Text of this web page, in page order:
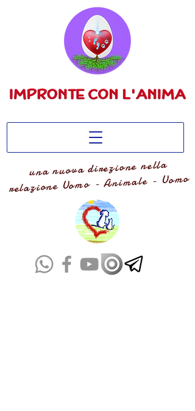
una nuova direzione nella
relazione Uomo - Animale - Uomo